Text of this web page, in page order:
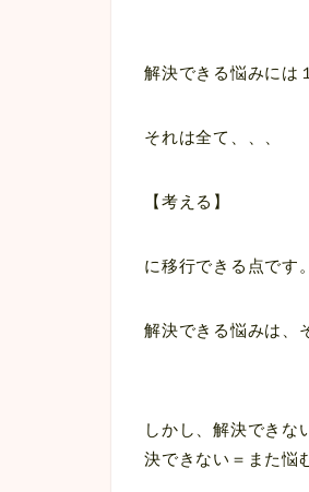
解決できる悩みには
それは全て、、、
【考える】
に移行できる点です。
解決できる悩みは、
しかし、解決できな
決できない＝また悩